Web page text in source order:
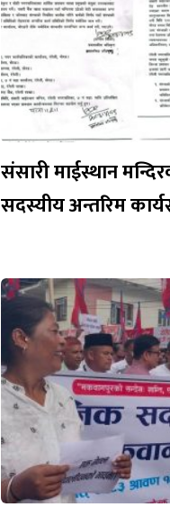
संसारी माईस्थान
सदस्यीय अन्तरिम